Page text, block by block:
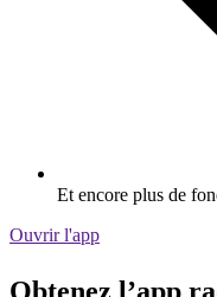
Et encore plus de
Ouvrir l'app